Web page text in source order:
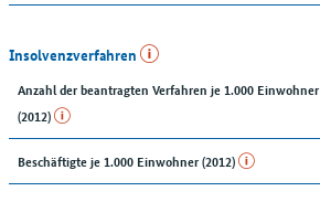
Insolvenzverfahren
Anzahl der beantragten Verfahren je 1.000 Einwohner
(2012)
Beschäftigte je 1.000 Einwohner (2012)